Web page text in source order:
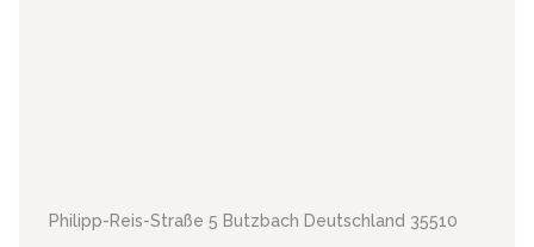
Philipp-Reis-Straße 5 Butzbach Deutschland 35510